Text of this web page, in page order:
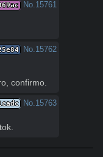
No. 15761
No. 15762
confirmo.
No. 15763